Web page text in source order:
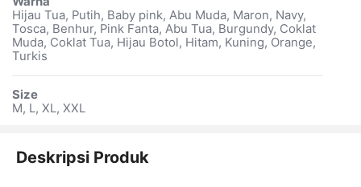
Hijau Tua, Putih, Baby pink, Abu Muda, Maron, Navy,
Tosca, Benhur, Pink Fanta, Abu Tua, Burgundy, Coklat
Muda, Coklat Tua, Hijau Botol, Hitam, Kuning, Orange,
Turkis
Size
M, L, XL, XXL
Deskripsi Produk